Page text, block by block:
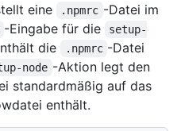
eine .npmrc -Datei im
-Eingabe für die
setup-
die .npmrc -Datei
node -Aktion legt den
standardmäßig auf das
enthält.